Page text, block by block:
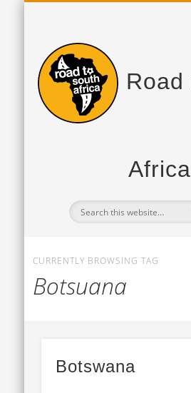
Road
Africa
CURRENTLY BROWSING TAG
Botsuana
Botswana